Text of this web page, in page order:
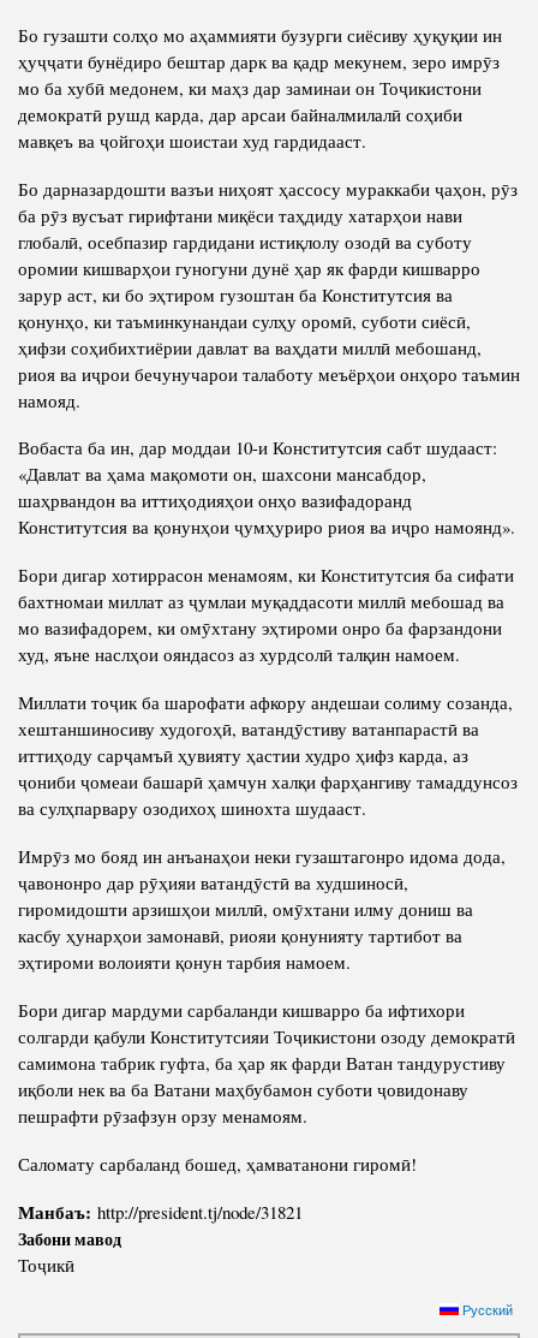
Бо гузашти солҳо мо аҳаммияти бузурги сиёсиву ҳуқуқии ин
ҳуҷҷати бунёдиро бештар дарк ва қадр мекунем, зеро имрӯз
мо ба хубӣ медонем, ки маҳз дар заминаи он Тоҷикистони
демократӣ рушд карда, дар арсаи байналмилалӣ соҳиби
мавқеъ ва ҷойгоҳи шоистаи худ гардидааст.
Бо дарназардошти вазъи ниҳоят ҳассосу мураккаби ҷаҳон, рӯз
ба рӯз вусъат гирифтани миқёси таҳдиду хатарҳои нави
глобалӣ, осебпазир гардидани истиқлолу озодӣ ва суботу
оромии кишварҳои гуногуни дунё ҳар як фарди кишварро
зарур аст, ки бо эҳтиром гузоштан ба Конститутсия ва
қонунҳо, ки таъминкунандаи сулҳу оромӣ, суботи сиёсӣ,
ҳифзи соҳибихтиёрии давлат ва ваҳдати миллӣ мебошанд,
риоя ва иҷрои бечунучарои талаботу меъёрҳои онҳоро таъмин
намояд.
Вобаста ба ин, дар моддаи 10-и Конститутсия сабт шудааст:
«Давлат ва ҳама мақомоти он, шахсони мансабдор,
шаҳрвандон ва иттиҳодияҳои онҳо вазифадоранд
Конститутсия ва қонунҳои ҷумҳуриро риоя ва иҷро намоянд».
Бори дигар хотиррасон менамоям, ки Конститутсия ба сифати
бахтномаи миллат аз ҷумлаи муқаддасоти миллӣ мебошад ва
мо вазифадорем, ки омӯхтану эҳтироми онро ба фарзандони
худ, яъне наслҳои ояндасоз аз хурдсолӣ талқин намоем.
Миллати тоҷик ба шарофати афкору андешаи солиму созанда,
хештаншиносиву худогоҳӣ, ватандӯстиву ватанпарастӣ ва
иттиҳоду сарҷамъӣ ҳувияту ҳастии худро ҳифз карда, аз
ҷониби ҷомеаи башарӣ ҳамчун халқи фарҳангиву тамаддунсоз
ва сулҳпарвару озодихоҳ шинохта шудааст.
Имрӯз мо бояд ин анъанаҳои неки гузаштагонро идома дода,
ҷавононро дар рӯҳияи ватандӯстӣ ва худшиносӣ,
гиромидошти арзишҳои миллӣ, омӯхтани илму дониш ва
касбу ҳунарҳои замонавӣ, риояи қонунияту тартибот ва
эҳтироми волоияти қонун тарбия намоем.
Бори дигар мардуми сарбаланди кишварро ба ифтихори
солгарди қабули Конститутсияи Тоҷикистони озоду демократӣ
самимона табрик гуфта, ба ҳар як фарди Ватан тандурустиву
иқболи нек ва ба Ватани маҳбубамон суботи ҷовидонаву
пешрафти рӯзафзун орзу менамоям.
Саломату сарбаланд бошед, ҳамватанони гиромӣ!
Манбаъ: http://president.tj/node/31821
Забони мавод
Тоҷикӣ
Русский